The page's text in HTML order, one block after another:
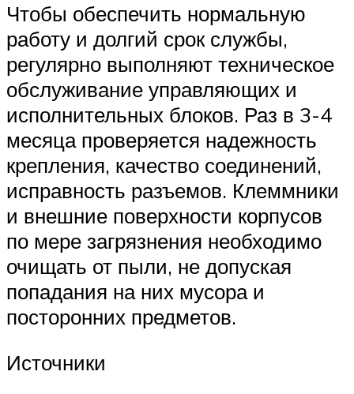
Чтобы обеспечить нормальную
работу и долгий срок службы,
регулярно выполняют техническое
обслуживание управляющих и
исполнительных блоков. Раз в 3-4
месяца проверяется надежность
крепления, качество соединений,
исправность разъемов. Клеммники
и внешние поверхности корпусов
по мере загрязнения необходимо
очищать от пыли, не допуская
попадания на них мусора и
посторонних предметов.
Источники